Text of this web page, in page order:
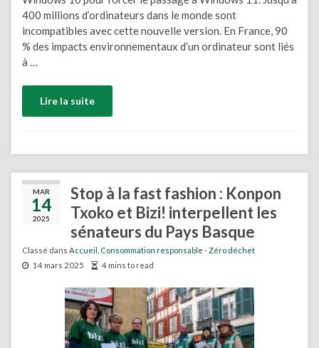
400 millions d’ordinateurs dans le monde sont
incompatibles avec cette nouvelle version. En France, 90
% des impacts environnementaux d’un ordinateur sont liés
à …
Lire la suite
MAR
14
2025
Stop à la fast fashion : Konpon
Txoko et Bizi! interpellent les
sénateurs du Pays Basque
Classé dans Accueil Consommation responsable - Zéro déchet
14 mars 2025
4 mins to read